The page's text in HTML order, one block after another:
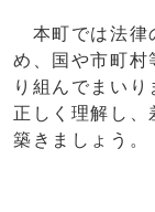
本町では法律
め、国や市町村
り組んでまい
正しく理解し、
築きましょう。